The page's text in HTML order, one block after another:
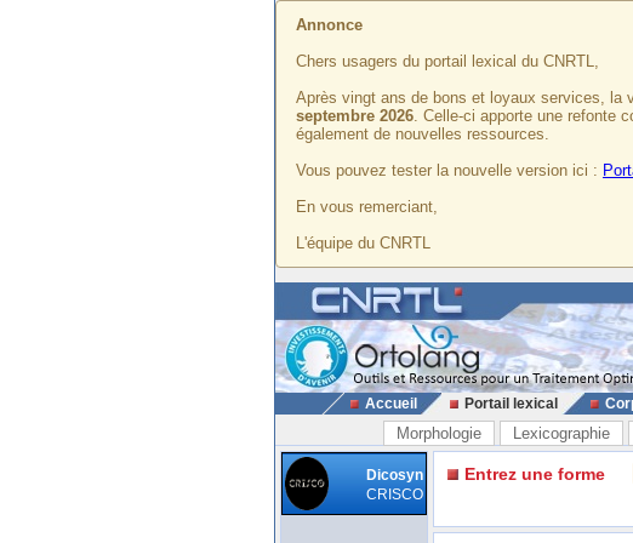
Annonce
Chers usagers du portail lexical du CNRTL,
Après vingt ans de bons et loyaux services, la
septembre 2026. Celle-ci apporte une refonte
également de nouvelles ressources.
Vous pouvez tester la nouvelle version ici :
En vous remerciant,
L'équipe du CNRTL
Accueil Portail lexical
Morphologie Lexicographie
Dicosyn
CRISCO
Entrez une forme